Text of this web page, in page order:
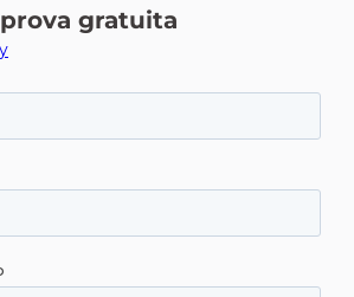
prova gratuita